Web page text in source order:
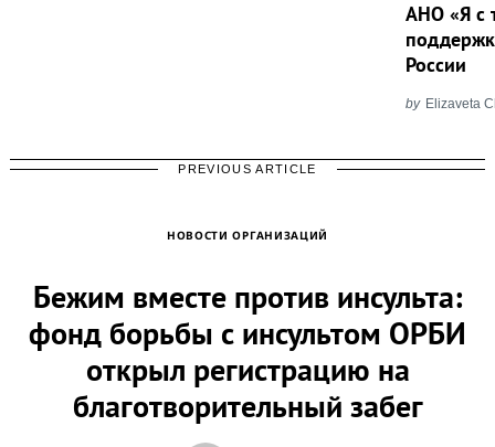
АНО «Я с
России
by Elizaveta
PREVIOUS ARTICLE
НОВОСТИ ОРГАНИЗАЦИЙ
Бежим вместе против инсульта:
фонд борьбы с инсультом ОРБИ
открыл регистрацию на
благотворительный забег